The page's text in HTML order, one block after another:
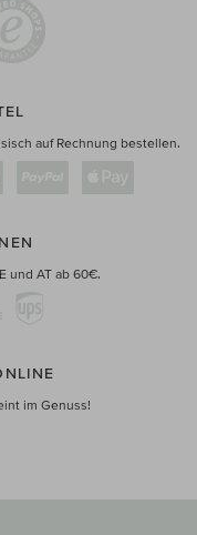
auf Rechnung bestellen.
und AT ab 60€.
im Genuss!